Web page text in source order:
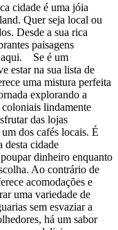
cidade é uma jóia
Quer seja local ou
Desde a sua rica
paisagens
aqui. Se é um
estar na sua lista de
uma mistura perfeita
explorando a
lindamente
das lojas
dos cafés locais. É
desta cidade
dinheiro enquanto
Ao contrário de
acomodações e
uma variedade de
sem esvaziar a
há um sabor